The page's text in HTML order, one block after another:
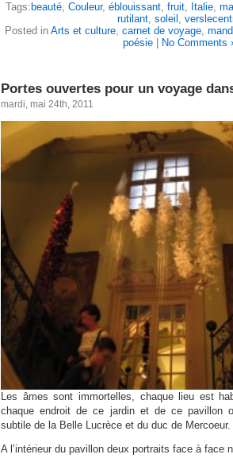
Tags: beauté, Couleur, éblouissant, fruit, Italie,
rutilant, soleil ,
Posted in Arts et culture, carnet de voyage,
poésie| No Comments
Portes ouvertes pour un voyage
mardi, mai 24th, 2011
Les âmes sont immortelles, chaque lieu est
chaque endroit de ce jardin et de ce pavillon
subtile de la Belle Lucrèce et du duc de Mercoeur.
A l’intérieur du pavillon deux portraits face à face